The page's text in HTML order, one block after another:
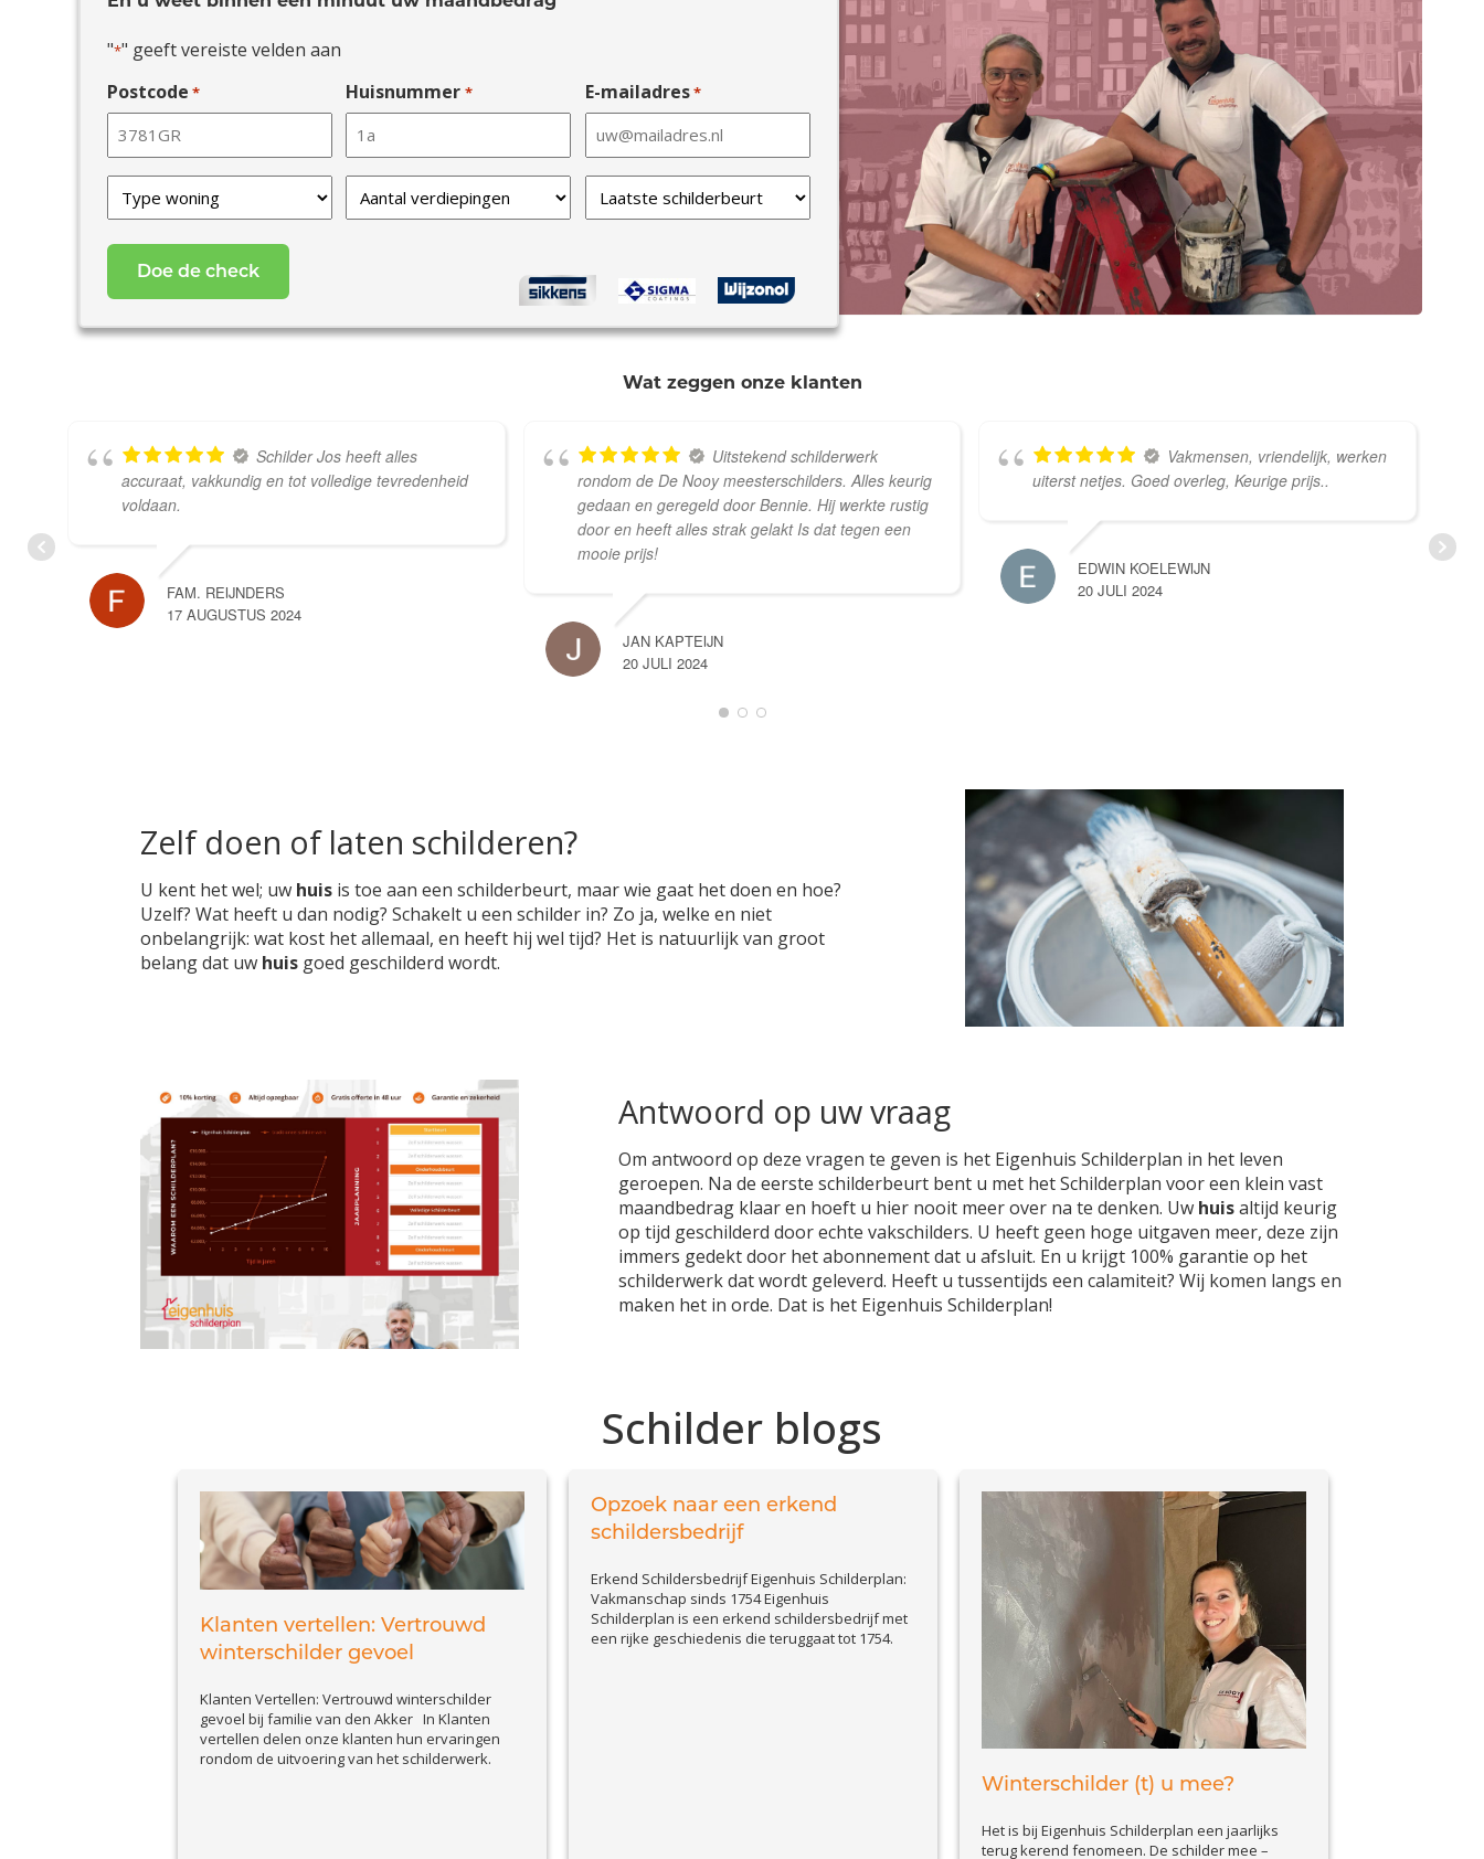
"*" geeft vereiste velden aan
Postcode * Huisnummer * E-mailadres*
Type
van
woning
Verdiepingen
Laatste
schilderbeurt
Wat zeggen onze klanten
Schilder Jos heeft alles
accuraat, vakkundig en tot volledige tevredenheid
voldaan.
FAM. REIJNDERS
17 AUGUSTUS 2024
Uitstekend schilderwerk
rondom de De Nooy meesterschilders. Alles keurig
gedaan en geregeld door Bennie. Hij werkte rustig
door en heeft alles strak gelakt Is dat tegen een
mooie prijs!
JAN KAPTEIJN
20 JULI 2024
Vakmensen, vriendelijk, werken
uiterst netjes. Goed overleg, Keurige prijs..
EDWIN KOELEWIJN
20 JULI 2024
Zelf doen of laten schilderen?
U kent het wel; uw huis is toe aan een schilderbeurt, maar wie gaat het doen en hoe?
Uzelf? Wat heeft u dan nodig? Schakelt u een schilder in? Zo ja, welke en niet
onbelangrijk: wat kost het allemaal, en heeft hij wel tijd? Het is natuurlijk van groot
belang dat uw huis goed geschilderd wordt.
Antwoord op uw vraag
Om antwoord op deze vragen te geven is het Eigenhuis Schilderplan in het leven
geroepen. Na de eerste schilderbeurt bent u met het Schilderplan voor een klein vast
maandbedrag klaar en hoeft u hier nooit meer over na te denken. Uw huisaltijd keurig
op tijd geschilderd door echte vakschilders. U heeft geen hoge uitgaven meer, deze zijn
immers gedekt door het abonnement dat u afsluit. En u krijgt 100% garantie op het
schilderwerk dat wordt geleverd. Heeft u tussentijds een calamiteit? Wij komen langs en
maken het in orde. Dat is het Eigenhuis Schilderplan!
Schilder blogs
Klanten vertellen: Vertrouwd
winterschilder gevoel
Klanten Vertellen: Vertrouwd winterschilder
gevoel bij familie van den Akker In Klanten
vertellen delen onze klanten hun ervaringen
rondom de uitvoering van het schilderwerk.
Opzoek naar een erkend
schildersbedrijf
Erkend Schildersbedrijf Eigenhuis Schilderplan:
Vakmanschap sinds 1754 Eigenhuis
Schilderplan is een erkend schildersbedrijf met
een rijke geschiedenis die teruggaat tot 1754.
Winterschilder (t) u mee?
Het is bij Eigenhuis Schilderplan een jaarlijks
terug kerend fenomeen. De schilder mee –